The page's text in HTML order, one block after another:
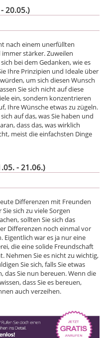
20.05.)
nach einem unerfüllten
stärker. Zuweilen
bei dem Gedanken, wie es
Ihre Prinzipien und Ideale über
um sich diesen Wunsch
Sie sich nicht auf diese
ein, sondern konzentrieren
Ihre Wünsche etwas zu zügeln.
auf das, was Sie haben und
dass das, was wirklich
meist die einfachsten Dinge
- 21.06.)
Differenzen mit Freunden
sich zu viele Sorgen
sollten Sie sich das
Differenzen noch einmal vor
Eigentlich war es ja nur eine
die eine solide Freundschaft
Nehmen Sie es nicht zu wichtig,
Sie sich, falls Sie etwas
das Sie nun bereuen. Wenn die
dass Sie es bereuen,
auch verzeihen.